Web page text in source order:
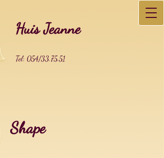
Huis Jeanne
Tel: 054/33.75.51
Shape